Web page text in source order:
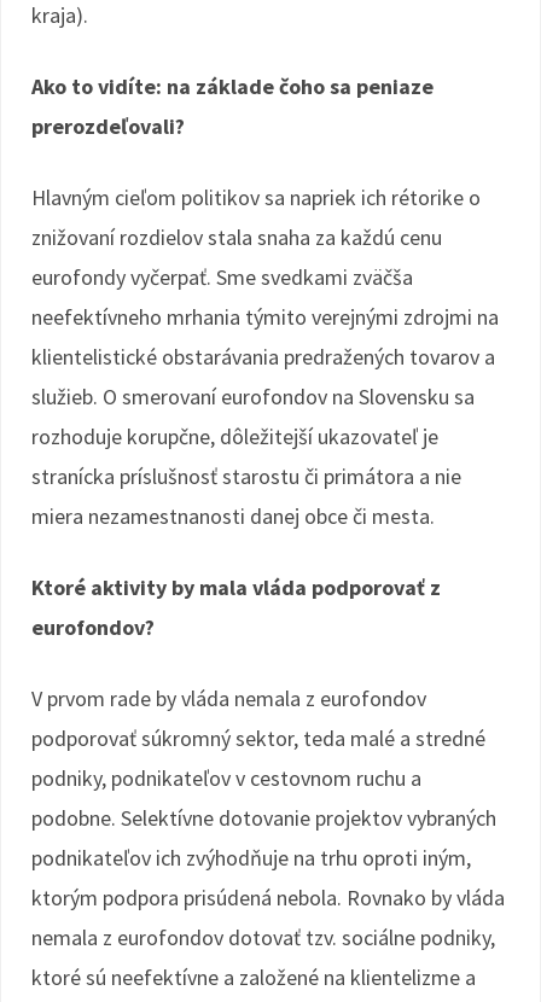
kraja).
Ako to vidíte: na základe čoho sa peniaze
prerozdeľovali?
Hlavným cieľom politikov sa napriek ich rétorike o
znižovaní rozdielov stala snaha za každú cenu
eurofondy vyčerpať. Sme svedkami zväčša
neefektívneho mrhania týmito verejnými zdrojmi na
klientelistické obstarávania predražených tovarov a
služieb. O smerovaní eurofondov na Slovensku sa
rozhoduje korupčne, dôležitejší ukazovateľ je
stranícka príslušnosť starostu či primátora a nie
miera nezamestnanosti danej obce či mesta.
Ktoré aktivity by mala vláda podporovať z
eurofondov?
V prvom rade by vláda nemala z eurofondov
podporovať súkromný sektor, teda malé a stredné
podniky, podnikateľov v cestovnom ruchu a
podobne. Selektívne dotovanie projektov vybraných
podnikateľov ich zvýhodňuje na trhu oproti iným,
ktorým podpora prisúdená nebola. Rovnako by vláda
nemala z eurofondov dotovať tzv. sociálne podniky,
ktoré sú neefektívne a založené na klientelizme a